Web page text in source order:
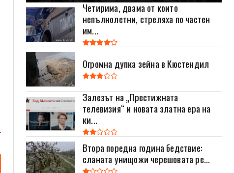
Четирима, двама от които
непълнолетни, стреляха по частен
им...
Огромна дупка зейна в Кюстендил
Залезът на „Престижната
телевизия“ и новата златна ера на
ки...
Втора поредна година бедствие:
сланата унищожи черешовата ре...